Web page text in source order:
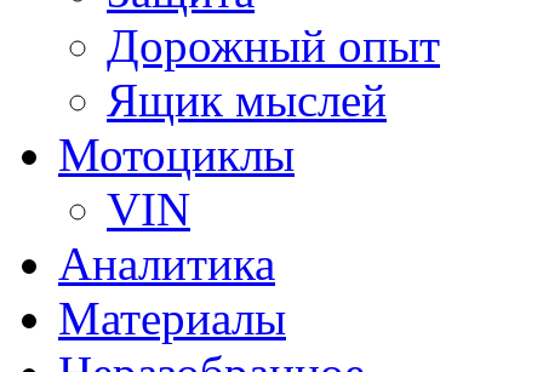
Дорожный опыт
Ящик мыслей
Мотоциклы
VIN
Аналитика
Материалы